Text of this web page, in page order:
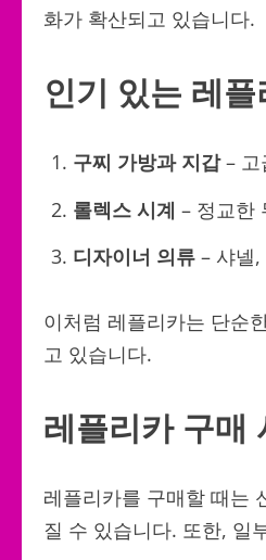
화가 확산되고 있습니다.
인기 있는 레
구찌 가방과 지갑– 고
롤렉스 시계 – 정교한
디자이너 의류 – 샤넬
이처럼 레플리카는 단순
고 있습니다.
레플리카 구매
레플리카를 구매할 때는
질 수 있습니다. 또한, 일